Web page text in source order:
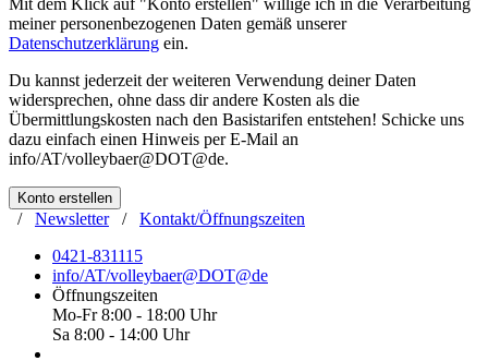
Mit dem Klick auf "Konto erstellen" willige ich in die Verarbeitung
meiner personenbezogenen Daten gemäß unserer
Datenschutzerklärung ein.
Du kannst jederzeit der weiteren Verwendung deiner Daten
widersprechen, ohne dass dir andere Kosten als die
Übermittlungskosten nach den Basistarifen entstehen! Schicke uns
dazu einfach einen Hinweis per E-Mail an
info/AT/volleybaer@DOT@de.
Konto erstellen
/ Newsletter/ Kontakt/Öffnungszeiten
0421-831115
info/AT/volleybaer@DOT@de
Öffnungszeiten
Mo-Fr 8:00 - 18:00 Uhr
Sa 8:00 - 14:00 Uhr